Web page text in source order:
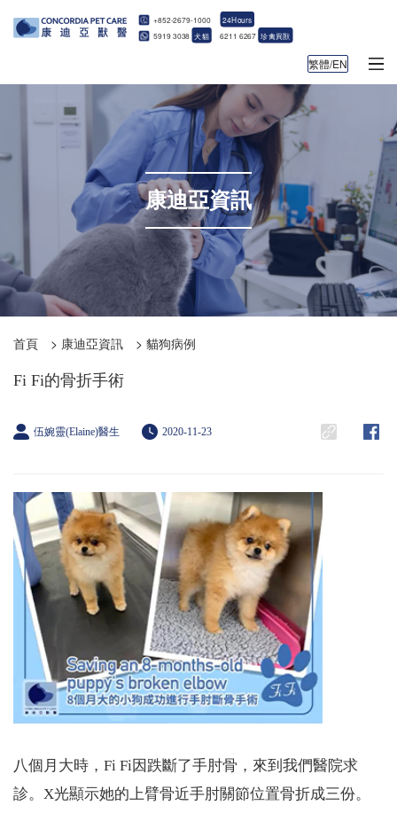
+852-2679-1000 24Hours
5919 3038 犬貓 6211 6267 珍禽異獸
繁體/EN
康迪亞資訊
首頁 > 康迪亞資訊 > 貓狗病例
Fi Fi的骨折手術
伍婉靈(Elaine)醫生 2020-11-23
八個月大時，Fi Fi因跌斷了手肘骨，來到我們醫院求
診。X光顯示她的上臂骨近手肘關節位置骨折成三份。